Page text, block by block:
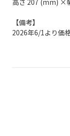
【備考】
2026年6/1より価